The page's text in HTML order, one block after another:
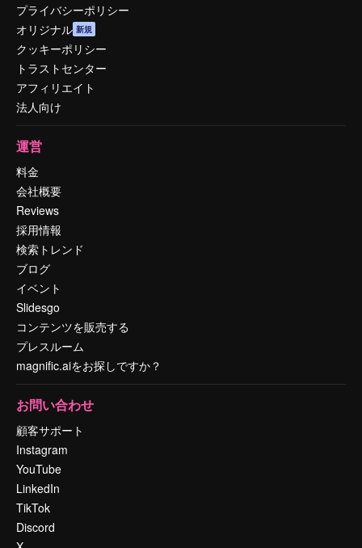
プライバシーポリシー
オリジナル 新規
クッキーポリシー
トラストセンター
アフィリエイト
法人向け
運営
料金
会社概要
Reviews
採用情報
検索トレンド
ブログ
イベント
Slidesgo
コンテンツを販売する
プレスルーム
magnific.aiをお探しですか？
お問い合わせ
顧客サポート
Instagram
YouTube
LinkedIn
TikTok
Discord